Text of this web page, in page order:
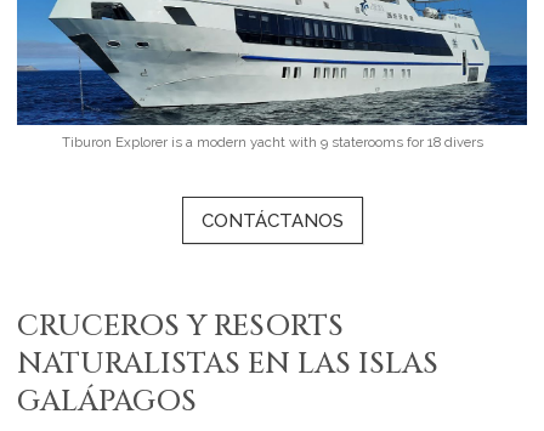
Tiburon Explorer is a modern yacht with 9 staterooms for 18 divers
CONTÁCTANOS
CRUCEROS Y RESORTS
NATURALISTAS EN LAS ISLAS
GALÁPAGOS